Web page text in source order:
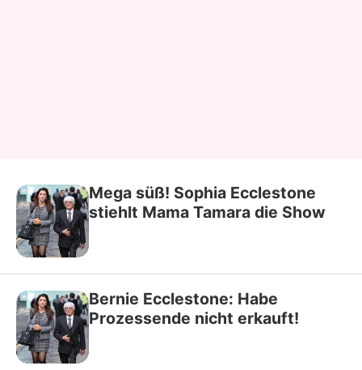
Mega süß! Sophia Ecclestone
stiehlt Mama Tamara die Show
Bernie Ecclestone: Habe
Prozessende nicht erkauft!